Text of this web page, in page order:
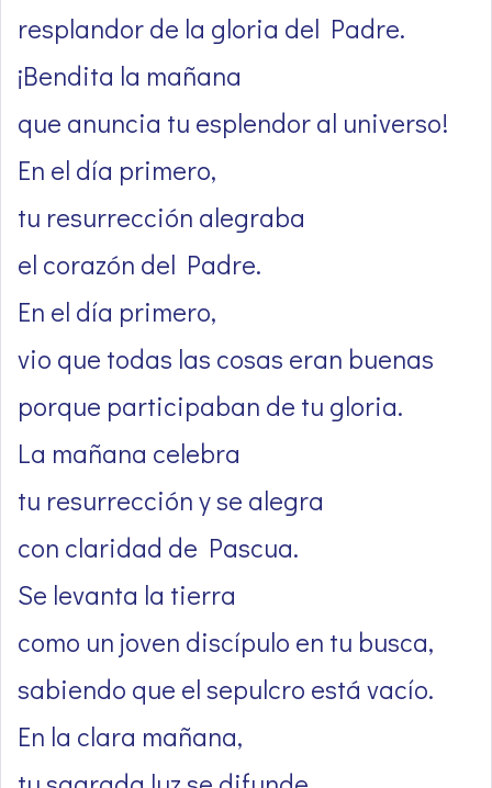
resplandor de la gloria del Padre.
¡Bendita la mañana
que anuncia tu esplendor al universo!
En el día primero,
tu resurrección alegraba
el corazón del Padre.
En el día primero,
vio que todas las cosas eran buenas
porque participaban de tu gloria.
La mañana celebra
tu resurrección y se alegra
con claridad de Pascua.
Se levanta la tierra
como un joven discípulo en tu busca,
sabiendo que el sepulcro está vacío.
En la clara mañana,